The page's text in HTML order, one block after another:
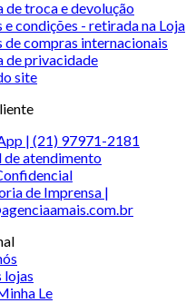
de troca e devolução
e condições - retirada na Loja
de compras internacionais
de privacidade
site
| (21) 97971-2181
de atendimento
de Imprensa |
lojas
Le